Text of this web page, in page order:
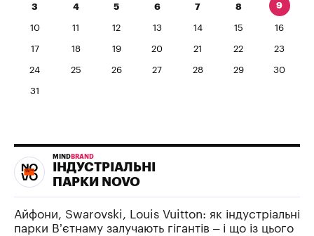
3 4 5 6 7 8 9
10 11 12 13 14 15 16
17 18 19 20 21 22 23
24 25 26 27 28 29 30
31
MIND BRAND
ІНДУСТРІАЛЬНІ
ПАРКИ NOVO
Айфони, Swarovski, Louis Vuitton: як індустріальні
парки В’єтнаму залучають гігантів – і що із цього